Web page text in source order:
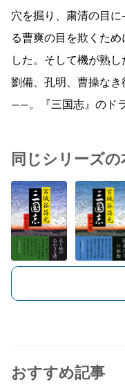
穴を掘り、粛清の目
る曹爽の目を欺くた
した。そして機が熟
劉備、孔明、曹操な
――。『三国志』のド
同じシリーズの
おすすめ記事